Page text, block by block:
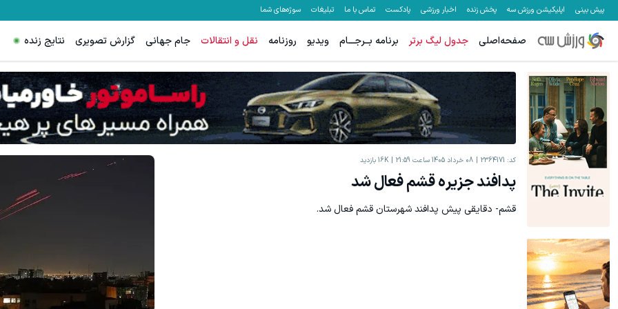
پیش بینی اپلیکیشن ورزش سه پخش زنده اخبار ورزشی پادکست تماس با ما تبلیغات سوژه‌های شما
صفحه‌اصلی جدول لیگ برتر برنامه بــرجـــام ویدیو روزنامه نقل و انتقالات جام جهانی گزارش تصویری نتایج زنده
کد: 2364171 08 خرداد 1405 ساعت 21:59 16K بازدید
پدافند جزیره قشم فعال شد
قشم‌- دقایقی پیش پدافند شهرستان قشم فعال شد.